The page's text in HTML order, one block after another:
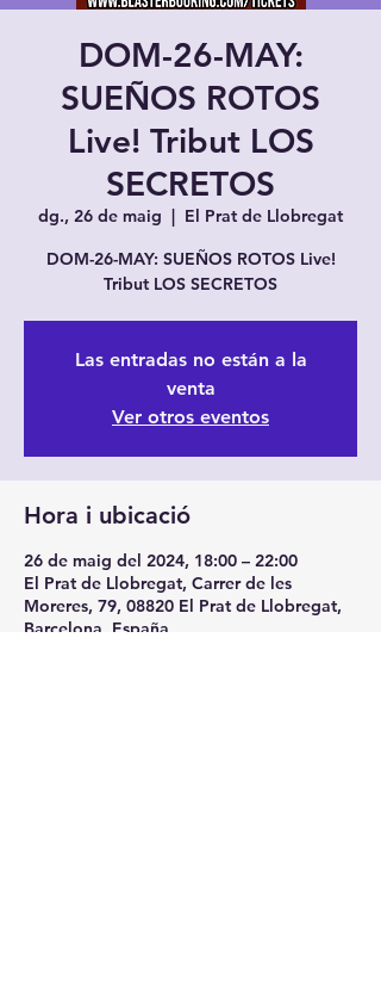
DOM-26-MAY:
SUEÑOS ROTOS
Live! Tribut LOS
SECRETOS
dg., 26 de maig
  |
El Prat de Llobregat
DOM-26-MAY: SUEÑOS ROTOS Live!
Tribut LOS SECRETOS
Las entradas no están a la
venta
Ver otros eventos
Hora i ubicació
26 de maig del 2024, 18:00 – 22:00
El Prat de Llobregat, Carrer de les
Moreres, 79, 08820 El Prat de Llobregat,
Barcelona, España